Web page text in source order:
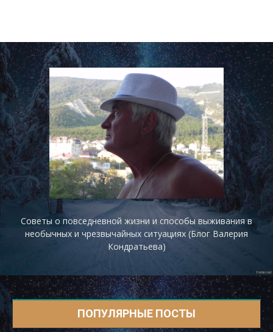
Советы о повседневной жизни и способы выживания в
необычных и чрезвычайных ситуациях (Блог Валерия
Кондратьева)
ПОПУЛЯРНЫЕ ПОСТЫ